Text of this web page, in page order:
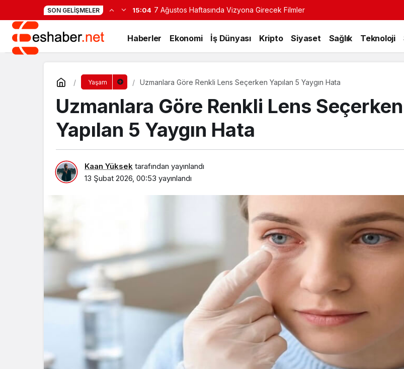
SON GELIŞMELER 15:04 7 Ağustos Haftasında Vizyona Girecek Filmler
Haberler Ekonomi İş Dünyası Kripto Siyaset Sağlık Teknoloji
Yaşam Uzmanlara Göre Renkli Lens Seçerken Yapılan 5 Yaygın Hata
Uzmanlara Göre Renkli Lens Seçerken
Yapılan 5 Yaygın Hata
Kaan Yüksek tarafından yayınlandı
13 Şubat 2026, 00:53 yayınlandı